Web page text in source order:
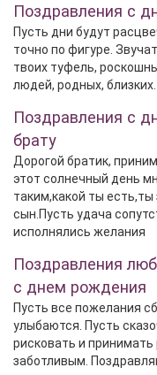
Поздравления с
Пусть дни будут
точно по фигуре.
твоих туфель,
людей, родных, близких.
Поздравления с
брату
Дорогой братик,
этот солнечный день
таким,какой ты
сын.Пусть удача
исполнялись желания
Поздравления
с днем рождения
Пусть все пожелания
улыбаются. Пусть
рисковать и
заботливым.